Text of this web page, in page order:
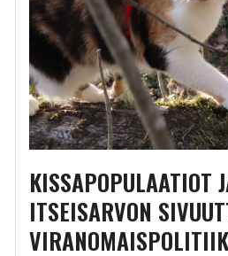
KISSAPOPULAATIOT
ITSEISARVON